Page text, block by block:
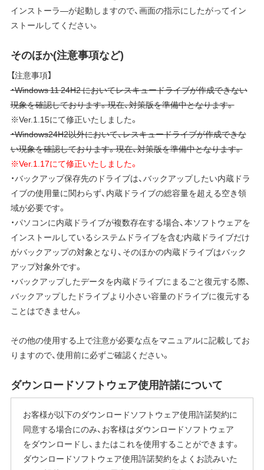
インストーラ―が起動しますので、画面の指示にしたがってイン
ストールしてください。
そのほか(注意事項など)
【注意事項】
・Windows 11 24H2 においてレスキュードライブが作成できない
現象を確認しております。現在、対策版を準備中となります。
※Ver.1.15にて修正いたしました。
・Windows24H2以外において、レスキュードライブが作成できな
い現象を確認しております。現在、対策版を準備中となります。
※Ver.1.17にて修正いたしました。
・バックアップ保存先のドライブは、バックアップしたい内蔵ドラ
イブの使用量に関わらず、内蔵ドライブの総容量を超える空き領
域が必要です。
・パソコンに内蔵ドライブが複数存在する場合、本ソフトウェアを
インストールしているシステムドライブを含む内蔵ドライブだけ
がバックアップの対象となり、そのほかの内蔵ドライブはバック
アップ対象外です。
・バックアップしたデータを内蔵ドライブにまるごと復元する際、
バックアップしたドライブより小さい容量のドライブに復元する
ことはできません。
その他の使用する上で注意が必要な点をマニュアルに記載してお
りますので、使用前に必ずご確認ください。
ダウンロードソフトウェア使用許諾について
お客様が以下のダウンロードソフトウェア使用許諾契約に
同意する場合にのみ、お客様はダウンロードソフトウェア
をダウンロードし、またはこれを使用することができます。
ダウンロードソフトウェア使用許諾契約をよくお読みいた